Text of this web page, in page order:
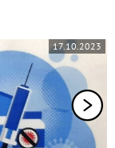
17.10.2023